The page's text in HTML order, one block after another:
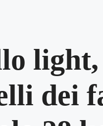
light,
dei